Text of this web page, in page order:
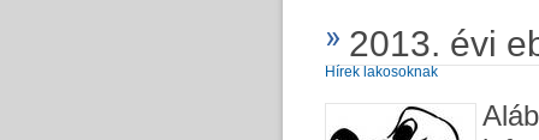
2013. évi
Hírek lakosoknak